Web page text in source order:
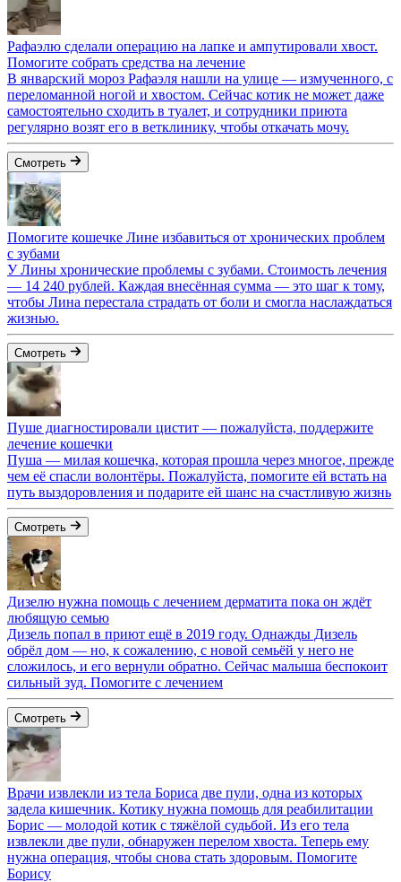
Рафаэлю сделали операцию на лапке и ампутировали хвост.
Помогите собрать средства на лечение
В январский мороз Рафаэля нашли на улице — измученного, с
переломанной ногой и хвостом. Сейчас котик не может даже
самостоятельно сходить в туалет, и сотрудники приюта
регулярно возят его в ветклинику, чтобы откачать мочу.
Смотреть
Помогите кошечке Лине избавиться от хронических проблем
с зубами
У Лины хронические проблемы с зубами. Стоимость лечения
— 14 240 рублей. Каждая внесённая сумма — это шаг к тому,
чтобы Лина перестала страдать от боли и смогла наслаждаться
жизнью.
Смотреть
Пуше диагностировали цистит — пожалуйста, поддержите
лечение кошечки
Пуша — милая кошечка, которая прошла через многое, прежде
чем её спасли волонтёры. Пожалуйста, помогите ей встать на
путь выздоровления и подарите ей шанс на счастливую жизнь
Смотреть
Дизелю нужна помощь с лечением дерматита пока он ждёт
любящую семью
Дизель попал в приют ещё в 2019 году. Однажды Дизель
обрёл дом — но, к сожалению, с новой семьёй у него не
сложилось, и его вернули обратно. Сейчас малыша беспокоит
сильный зуд. Помогите с лечением
Смотреть
Врачи извлекли из тела Бориса две пули, одна из которых
задела кишечник. Котику нужна помощь для реабилитации
Борис — молодой котик с тяжёлой судьбой. Из его тела
извлекли две пули, обнаружен перелом хвоста. Теперь ему
нужна операция, чтобы снова стать здоровым. Помогите
Борису